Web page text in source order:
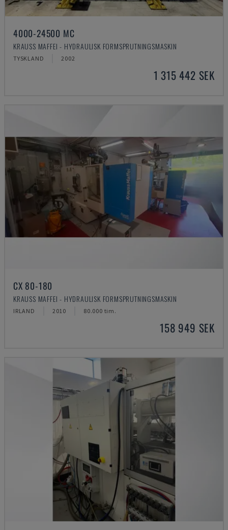
4000-24500 MC
KRAUSS MAFFEI - HYDRAULISK FORMSPRUTNINGSMASKIN
TYSKLAND 2002
1 315 442 SEK
CX 80-180
KRAUSS MAFFEI - HYDRAULISK FORMSPRUTNINGSMASKIN
IRLAND 2010 80.000 tim.
158 949 SEK